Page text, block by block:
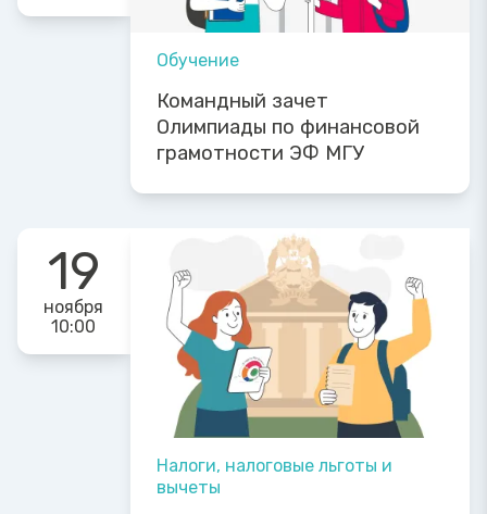
Обучение
Командный зачет
Олимпиады по финансовой
грамотности ЭФ МГУ
19
ноября
10:00
Налоги, налоговые льготы и
вычеты